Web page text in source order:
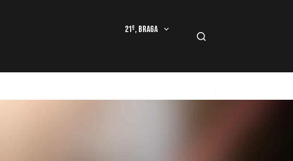
21º, Braga